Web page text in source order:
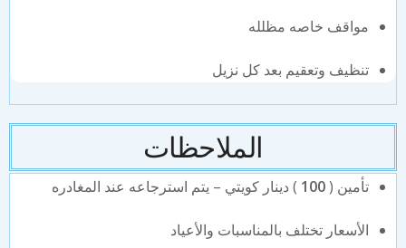
مواقف خاصه مظلله
تنظيف وتعقيم بعد كل نزيل
الملاحظات
تأمين (100 ) دينار كويتي – يتم استرجاعه عند المغادره
الأسعار تختلف بالمناسبات والأعياد